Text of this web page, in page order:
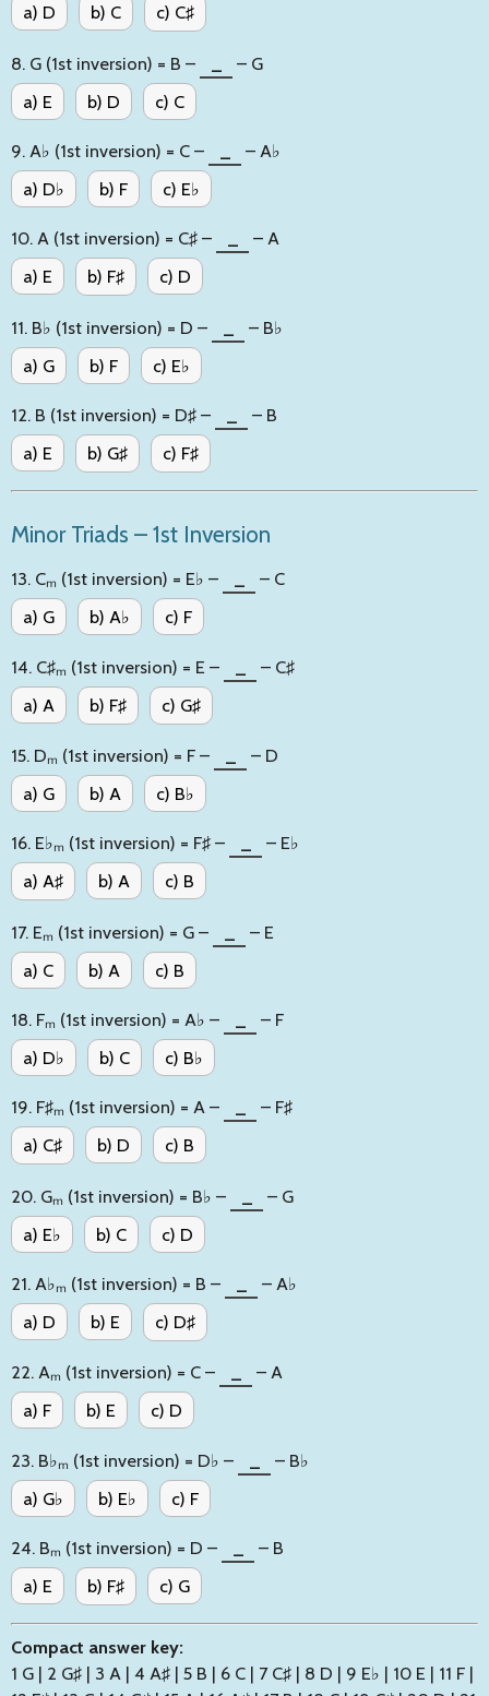
a) D
b) C c) C♯
8. G (1st inversion) = B –
– G
a) E
b) D c) C
9. A♭ (1st inversion) = C –
– A♭
a) D♭
b) F c) E♭
10. A (1st inversion) = C♯ –
– A
a) E
b) F♯ c) D
11. B♭ (1st inversion) = D –
– B♭
a) G
b) F c) E♭
12. B (1st inversion) = D♯ –
– B
a) E
b) G♯ c) F♯
Minor Triads – 1st Inversion
13. Cₘ (1st inversion) = E♭ –
– C
a) G
b) A♭ c) F
14. C♯ₘ (1st inversion) = E –
– C♯
a) A
b) F♯ c) G♯
15. Dₘ (1st inversion) = F –
– D
a) G
b) A c) B♭
16. E♭ₘ (1st inversion) = F♯ –
– E♭
a) A♯
b) A c) B
17. Eₘ (1st inversion) = G –
– E
a) C
b) A c) B
18. Fₘ (1st inversion) = A♭ –
– F
a) D♭
b) C c) B♭
19. F♯ₘ (1st inversion) = A –
– F♯
a) C♯
b) D c) B
20. Gₘ (1st inversion) = B♭ –
– G
a) E♭
b) C c) D
21. A♭ₘ (1st inversion) = B –
– A♭
a) D
b) E c) D♯
22. Aₘ (1st inversion) = C –
– A
a) F
b) E c) D
23. B♭ₘ (1st inversion) = D♭ –
– B♭
a) G♭
b) E♭ c) F
24. Bₘ (1st inversion) = D –
– B
a) E
b) F♯ c) G
Compact answer key:
1 G | 2 G♯ | 3 A | 4 A♯ | 5 B | 6 C | 7 C♯ | 8 D | 9 E♭ | 10 E | 11 F |